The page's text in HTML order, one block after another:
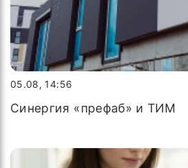
05.08, 14:56
Синергия «префаб» и ТИМ